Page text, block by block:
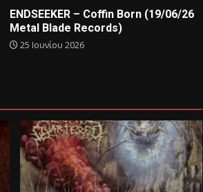
ENDSEEKER – Coffin Born (19/06/26
Metal Blade Records)
25 Ιουνίου 2026